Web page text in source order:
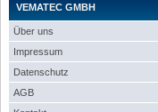
VEMATEC GMBH
Über uns
Impressum
Datenschutz
AGB